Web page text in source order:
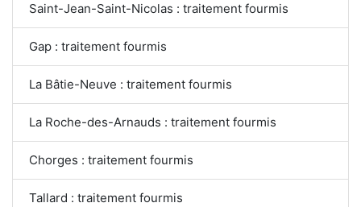
Saint-Jean-Saint-Nicolas : traitement fourmis
Gap : traitement fourmis
La Bâtie-Neuve : traitement fourmis
La Roche-des-Arnauds : traitement fourmis
Chorges : traitement fourmis
Tallard : traitement fourmis